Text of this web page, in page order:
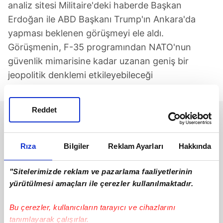
Rıza Bilgiler Reklam Ayarları Hakkında
"Sitelerimizde reklam ve pazarlama faaliyetlerinin
yürütülmesi amaçları ile çerezler kullanılmaktadır.
Bu çerezler, kullanıcıların tarayıcı ve cihazlarını
tanımlayarak çalışırlar.
Reddet
analiz sitesi Militaire'deki haberde Başkan
Erdoğan ile ABD Başkanı Trump'ın Ankara'da
yapması beklenen görüşmeyi ele aldı.
Görüşmenin, F-35 programından NATO'nun
güvenlik mimarisine kadar uzanan geniş bir
jeopolitik denklemi etkileyebileceği